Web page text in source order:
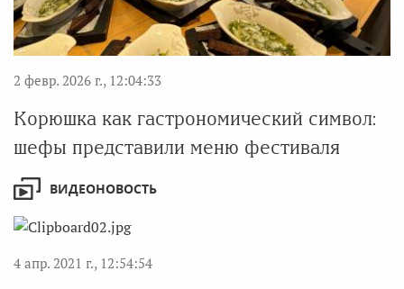
2 февр. 2026 г., 12:04:33
Корюшка как гастрономический символ:
шефы представили меню фестиваля
ВИДЕОНОВОСТЬ
4 апр. 2021 г., 12:54:54